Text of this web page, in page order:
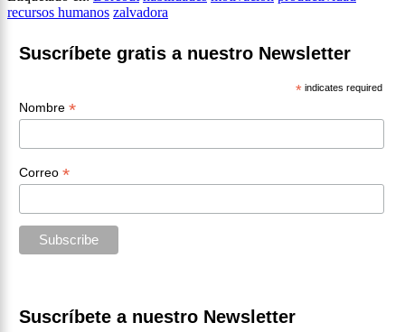
recursos humanos zalvadora
Suscríbete gratis a nuestro Newsletter
* indicates required
Nombre *
Correo *
Suscríbete a nuestro Newsletter